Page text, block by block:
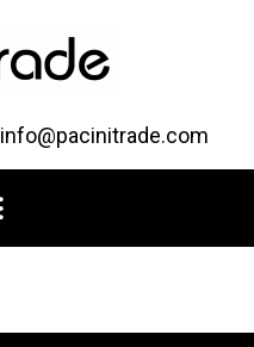
info@pacinitrade.com